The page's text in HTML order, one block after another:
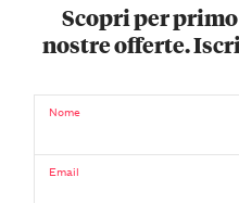
Scopri per
nostre offerte.
Nome
Email